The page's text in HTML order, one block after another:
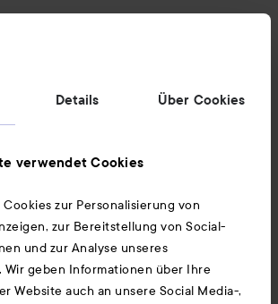
Details Über Cookies
verwendet Cookies
zur Personalisierung von
zur Bereitstellung von Social-
und zur Analyse unseres
Wir geben Informationen über Ihre
Website auch an unsere Social Media-,
App herunterladen